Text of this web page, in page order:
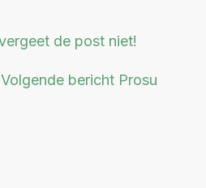
de post niet!
Volgende bericht Prosu